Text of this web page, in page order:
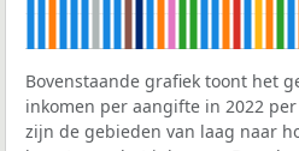
Bovenstaande grafiek toont het
inkomen per aangifte in 2022
zijn de gebieden van laag naar